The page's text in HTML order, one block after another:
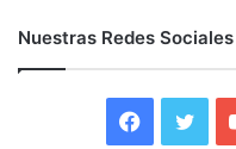
Nuestras Redes Sociales